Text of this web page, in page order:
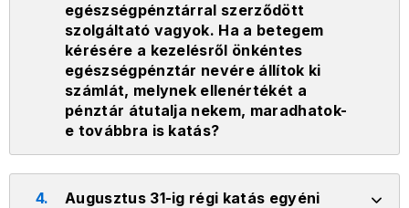
egészségpénztárral szerződött
szolgáltató vagyok. Ha a betegem
kérésére a kezelésről önkéntes
egészségpénztár nevére állítok ki
számlát, melynek ellenértékét a
pénztár átutalja nekem, maradhatok-
e továbbra is katás?
4.
Augusztus 31-ig régi katás egyéni